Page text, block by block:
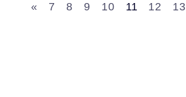
« 7 8 9 10 11 12 13